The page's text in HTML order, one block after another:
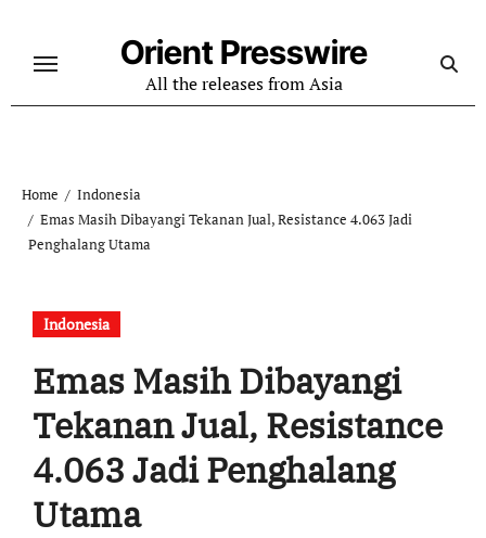
content
Orient Presswire
All the releases from Asia
Home
Indonesia
Emas Masih Dibayangi Tekanan Jual, Resistance 4.063 Jadi
Penghalang Utama
Indonesia
Emas Masih Dibayangi
Tekanan Jual, Resistance
4.063 Jadi Penghalang
Utama